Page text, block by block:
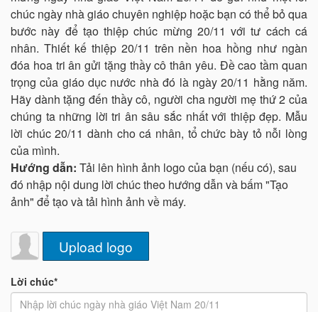
chúc ngày nhà giáo chuyên nghiệp hoặc bạn có thể bỏ qua
bước này để tạo thiệp chúc mừng 20/11 với tư cách cá
nhân. Thiết kế thiệp 20/11 trên nền hoa hồng như ngàn
đóa hoa tri ân gửi tặng thầy cô thân yêu. Đề cao tầm quan
trọng của giáo dục nước nhà đó là ngày 20/11 hằng năm.
Hãy dành tặng đến thầy cô, người cha người mẹ thứ 2 của
chúng ta những lời tri ân sâu sắc nhất với thiệp đẹp. Mẫu
lời chúc 20/11 dành cho cá nhân, tổ chức bày tỏ nỗi lòng
của mình.
Hướng dẫn: Tải lên hình ảnh logo của bạn (nếu có), sau
đó nhập nội dung lời chúc theo hướng dẫn và bấm "Tạo
ảnh" để tạo và tải hình ảnh về máy.
Upload logo
Lời chúc*